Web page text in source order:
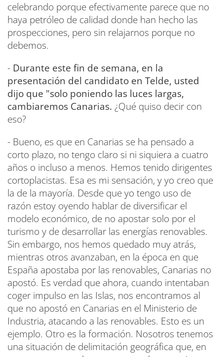
celebrando porque efectivamente parece que no
haya petróleo de calidad donde han hecho las
prospecciones, pero sin relajarnos porque no
debemos.
- Durante este fin de semana, en la
presentación del candidato en Telde, usted
dijo que "solo poniendo las luces largas,
cambiaremos Canarias. ¿Qué quiso decir con
eso?
- Bueno, es que en Canarias se ha pensado a
corto plazo, no tengo claro si ni siquiera a cuatro
años o incluso a menos. Hemos tenido dirigentes
cortoplacistas. Esa es mi sensación, y yo creo que
la de la mayoría. Desde que yo tengo uso de
razón estoy oyendo hablar de diversificar el
modelo económico, de no apostar solo por el
turismo y de desarrollar las energías renovables.
Sin embargo, nos hemos quedado muy atrás,
mientras otros avanzaban, en la época en que
España apostaba por las renovables, Canarias no
apostó. Es verdad que ahora, cuando intentaban
coger impulso en las Islas, nos encontramos al
que no apostó en Canarias en el Ministerio de
Industria, atacando a las renovables. Esto es un
ejemplo. Otro es la formación. Nosotros tenemos
una situación de delimitación geográfica que, en